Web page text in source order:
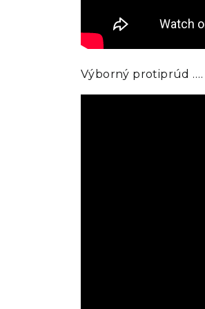
Výborný protiprúd ….